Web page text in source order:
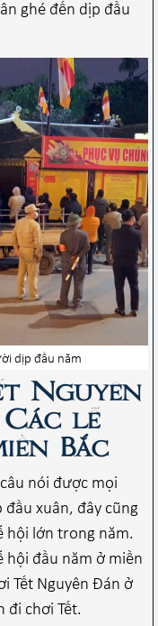
ghé đến dịp đầu
dịp đầu năm
Nguyên
lễ
Bắc
nói được mọi
xuân, đây cũng
hội lớn trong năm.
hội đầu năm ở miền
Tết Nguyên Đán ở
đi chơi Tết.